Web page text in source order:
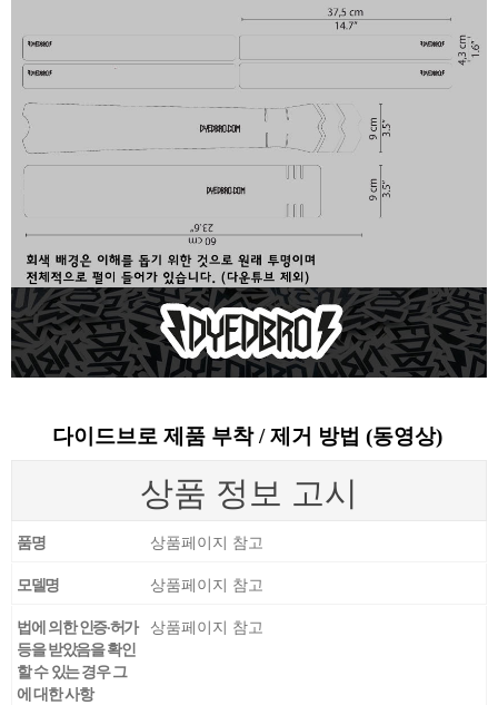
다이드브로 제품 부착 / 제거 방법 (동영상)
상품 정보 고시
품명
상품페이지 참고
모델명
상품페이지 참고
법에 의한 인증·허가
등을 받았음을 확인
할 수 있는 경우 그
에 대한 사항
상품페이지 참고